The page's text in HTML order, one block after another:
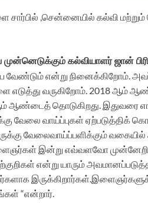
,சென்னையில் கல்வி மற்றும்
கல்வியாளர் ஜான்
என்று நினைக்கிறோம்.
எடுத்து வருகிறோம். 2018 ஆம்
ஆண்டைத் தொடுகிறது. இதுவரை
வேலை வாய்ப்புகள்
வேலைவாய்ப்பளிக்கும்
இன்று எவ்வளவோ முன்னேறி
என்று யாரும்
“என்றார்.